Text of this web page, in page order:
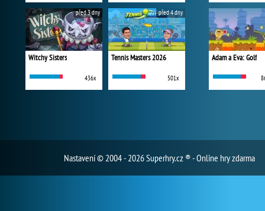
Witchy Sisters
436x
před 3 dny
Tennis Masters 2026
501x
před 4 dny
Adam a Eva: Golf
Nastavení© 2004 - 2026 Superhry.cz ® - Online hry zdarma